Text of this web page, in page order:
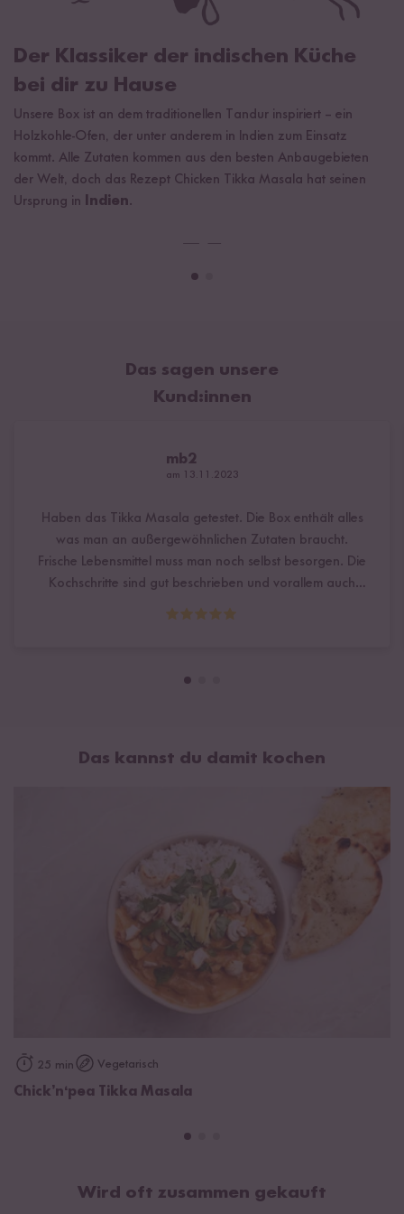
Der Klassiker der indischen Küche
bei dir zu Hause
Unsere Box ist an dem traditionellen Tandur inspiriert – ein
Holzkohle-Ofen, der unter anderem in Indien zum Einsatz
kommt. Alle Zutaten kommen aus den besten Anbaugebieten
der Welt, doch das Rezept Chicken Tikka Masala hat seinen
Ursprung in
Indien.
Das sagen unsere
Kund:innen
mb2
am 13.11.2023
Haben das Tikka Masala getestet. Die Box enthält alles
was man an außergewöhnlichen Zutaten braucht.
Frische Lebensmittel muss man noch selbst besorgen. Die
Kochschritte sind gut beschrieben und vorallem auch
Wir haben das Hänchen viel länger mariniert, aber das
leckeres Gericht mit indischer Gemachsnote. Und das
auch noch selber zubereitet. Waren positiv überrascht
Das kannst du damit kochen
25 min Vegetarisch
Chick’n‘pea Tikka Masala
Wird oft zusammen gekauft